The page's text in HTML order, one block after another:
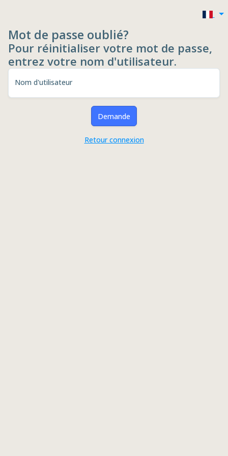
Mot de passe oublié?
Pour réinitialiser votre mot de passe,
entrez votre nom d'utilisateur.
Nom d'utilisateur
Demande
Retour connexion